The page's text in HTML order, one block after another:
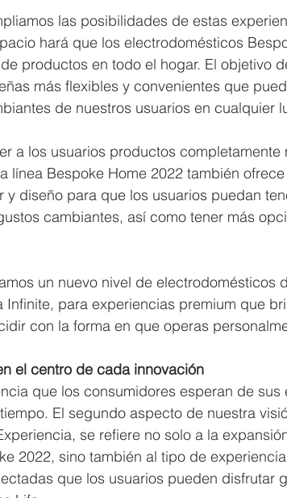
las posibilidades de estas
hará que los electrodomésticos
productos en todo el hogar. El objetivo
más flexibles y convenientes que
de nuestros usuarios en cualquier
a los usuarios productos completamente
línea Bespoke Home 2022 también
y diseño para que los usuarios puedan
cambiantes, así como tener más
un nuevo nivel de electrodomésticos
Infinite, para experiencias premium que
con la forma en que operas
el centro de cada innovación
que los consumidores esperan de
El segundo aspecto de nuestra
se refiere no solo a la
2022, sino también al tipo de
que los usuarios pueden disfrutar